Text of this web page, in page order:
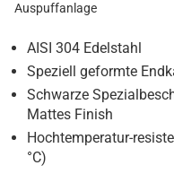
Auspuffanlage
AISI 304 Edelstahl
Speziell geformte
Schwarze
Mattes Finish
Hochtemperatur-
°C)